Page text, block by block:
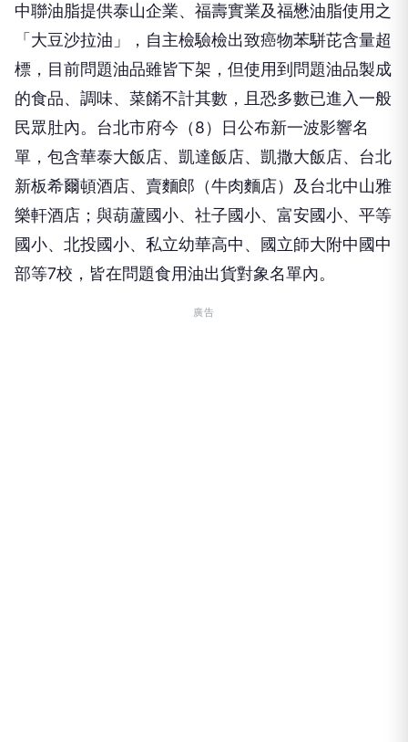
中聯油脂提供泰山企業、福壽實業及福懋油脂使用之
「大豆沙拉油」，自主檢驗檢出致癌物苯駢芘含量超
標，目前問題油品雖皆下架，但使用到問題油品製成
的食品、調味、菜餚不計其數，且恐多數已進入一般
民眾肚內。台北市府今（8）日公布新一波影響名
單，包含華泰大飯店、凱達飯店、凱撒大飯店、台北
新板希爾頓酒店、賣麵郎（牛肉麵店）及台北中山雅
樂軒酒店；與葫蘆國小、社子國小、富安國小、平等
國小、北投國小、私立幼華高中、國立師大附中國中
部等7校，皆在問題食用油出貨對象名單內。
廣告